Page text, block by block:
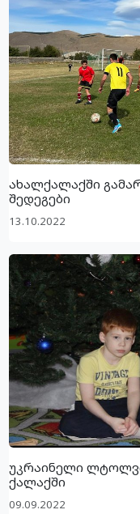
ახალქალაქში
შედეგები
13.10.2022
უკრაინელი
ქალაქში
09.09.2022